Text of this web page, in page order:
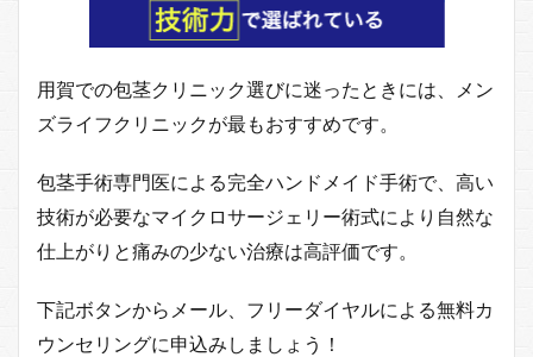
用賀での包茎クリニック選びに迷ったときには、メン
ズライフクリニックが最もおすすめです。
包茎手術専門医による完全ハンドメイド手術で、高い
技術が必要なマイクロサージェリー術式により自然な
仕上がりと痛みの少ない治療は高評価です。
下記ボタンからメール、フリーダイヤルによる無料カ
ウンセリングに申込みしましょう！